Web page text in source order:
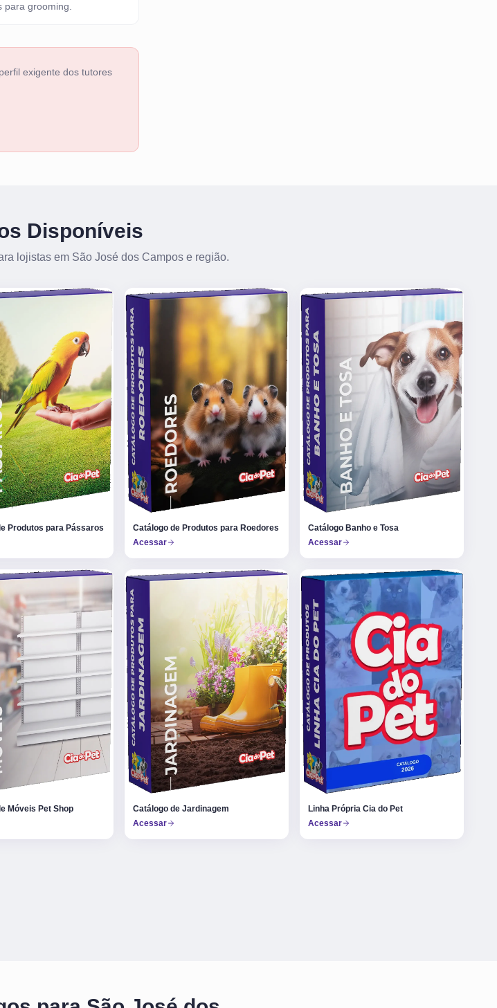
grooming.
exigente dos tutores
Disponíveis
lojistas em São José dos Campos e região.
Produtos para Pássaros
Catálogo de Produtos para Roedores
Acessar
Catálogo Banho e Tosa
Acessar
Móveis Pet Shop
Catálogo de Jardinagem
Acessar
Linha Própria Cia do Pet
Acessar